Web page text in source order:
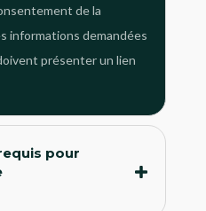
de la
informations demandées
présenter un lien
pour